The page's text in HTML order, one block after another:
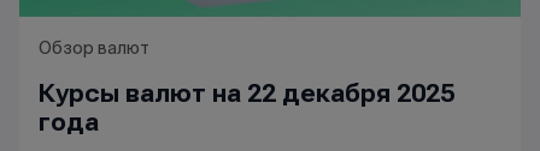
Обзор валют
Курсы валют на 22 декабря 2025
года